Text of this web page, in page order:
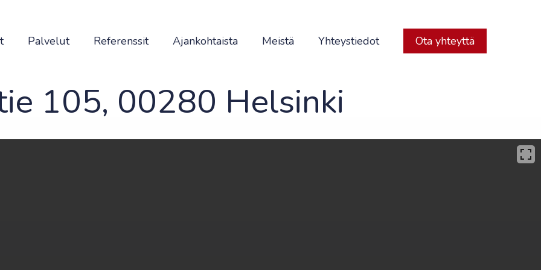
Palvelut Referenssit Ajankohtaista Meistä Yhteystiedot Ota yhteyttä
105, 00280 Helsinki